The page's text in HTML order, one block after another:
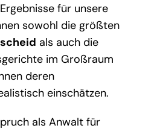
für unsere
sowohl die größten
als auch die
im Großraum
deren
einschätzen.
als Anwalt für